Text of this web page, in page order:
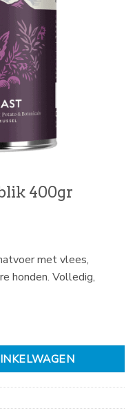
400gr
met vlees,
honden. Volledig,